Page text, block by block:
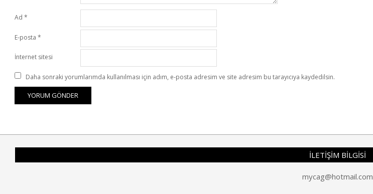
Ad *
E-posta *
İnternet sitesi
Daha sonraki yorumlarımda kullanılması için adım, e-posta adresim ve site adresim bu tarayıcıya kaydedilsin.
İLETİŞİM BİLGİSİ
mycag@hotmail.com